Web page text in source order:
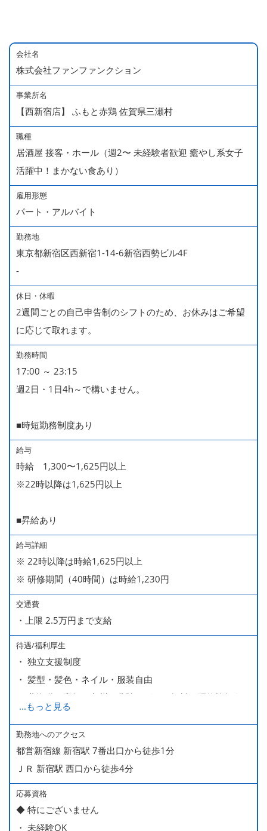
会社名
株式会社ファンファンクション
事業所名
【西新宿店】 ふもと赤鶏 佐賀県三瀬村
職種
居酒屋 接客・ホール（週2〜 未経験者歓迎 癒やし系女子
活躍中！まかない食あり）
雇用形態
パート・アルバイト
勤務地
東京都新宿区西新宿1-14-6新宿西勢ビル4F
-
休日・休暇
2週間ごとの自己申告制のシフトのため、お休みはご希望
に応じて取れます。
勤務時間
17:00 ～ 23:15
週2日・1日4h～で構いません。
■時短勤務制度あり
給与
時給 1,300〜1,625円以上
※22時以降は1,625円以上
■昇給あり
給与詳細
※ 22時以降は時給1,625円以上
※ 研修期間（40時間）は時給1,230円
交通費
・上限 2.5万円まで支給
待遇/福利厚生
・ 独立支援制度
・ 髪型・髪色・ネイル・服装自由
・ 北海道や高知、九州、北陸などへの無料の研修旅行あり
ます
・ 無料の美味しい まかない食 あり
...もっと見る
勤務地へのアクセス
都営新宿線 新宿駅 7番出口から徒歩1分
ＪＲ 新宿駅 西口から徒歩4分
応募資格
◆ 特にございません
・ 未経験OK